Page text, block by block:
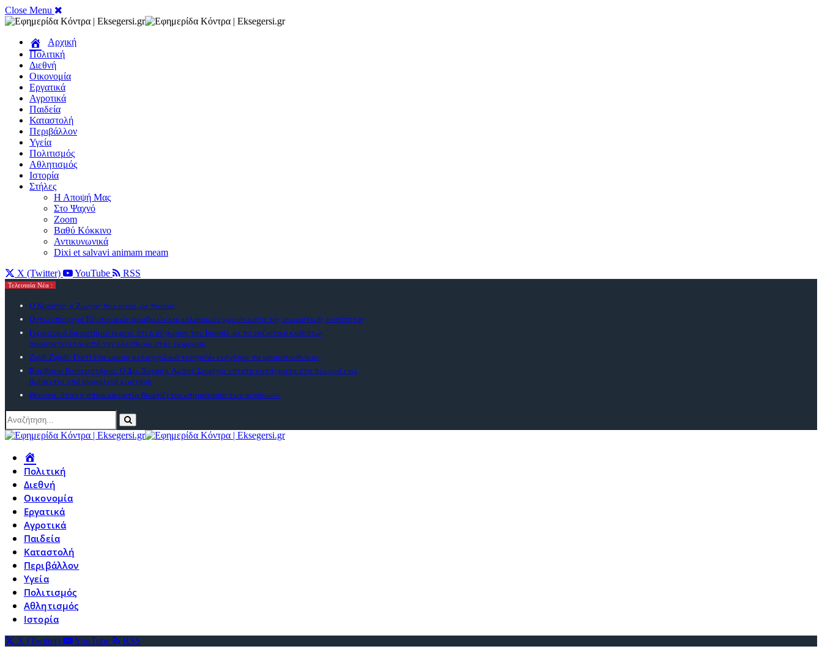
Close Menu
Αρχική
Πολιτική
Διεθνή
Οικονομία
Εργατικά
Αγροτικά
Παιδεία
Καταστολή
Περιβάλλον
Υγεία
Πολιτισμός
Αθλητισμός
Ιστορία
Στήλες
Η Αποψή Μας
Στο Ψαχνό
Zoom
Βαθύ Κόκκινο
Αντικυνωνικά
Dixi et salvavi animam meam
X (Twitter)
YouTube RSS
Τελευταία Νέα :
Ο Χρήστος ο Ζιώγας πού είναι, ρε παιδιά;
Οχτώ υπουργοί Εξωτερικών αραβικών και ισλαμικών χωρών κατά της σιωνιστικής οντότητας
Γερμανικό δικαστήριο έκρινε ότι η σύγκριση του Ισραήλ με το ναζιστικό καθεστώς
προστατεύεται από την ελευθερία στην έκφραση
Zajdi Ζajidi: Γιατί ένα ωραίο μελαγχολικό τραγούδι ενόχλησε τα φασιστοεθνίκια;
Βάρβαρα βασανιστήρια: Ο Δρ. Χουσάμ Αμπού Σαφίγια υπέστη κατάγματα στα πλευρά ενώ
βρίσκεται υπό ισραηλινή κράτηση
Θέουτα: όταν η αποικιοκρατία βαφτίζεται «προστασία των συνόρων»
Πολιτική
Διεθνή
Οικονομία
Εργατικά
Αγροτικά
Παιδεία
Καταστολή
Περιβάλλον
Υγεία
Πολιτισμός
Αθλητισμός
Ιστορία
X (Twitter) YouTube RSS